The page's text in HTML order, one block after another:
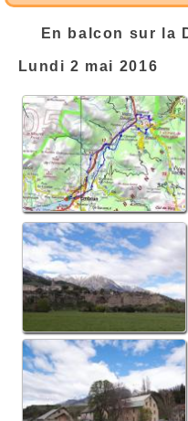
En balcon sur la
Lundi 2 mai 2016